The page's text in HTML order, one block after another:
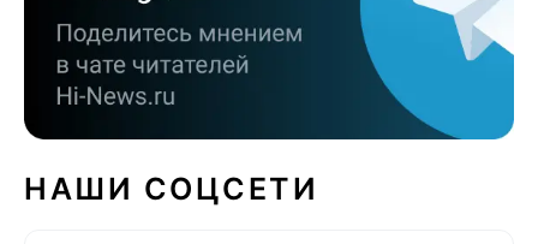
НАШИ СОЦСЕТИ